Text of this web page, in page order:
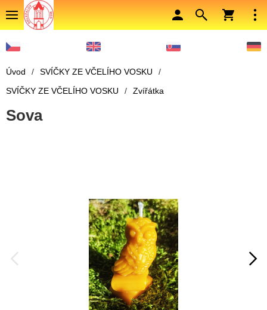
Úvod / SVÍČKY ZE VČELÍHO VOSKU
/
SVÍČKY ZE VČELÍHO VOSKU
/ Zvířátka
Sova